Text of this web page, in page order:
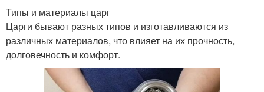
Типы и материалы царг
Царги бывают разных типов и изготавливаются из
различных материалов, что влияет на их прочность,
долговечность и комфорт.